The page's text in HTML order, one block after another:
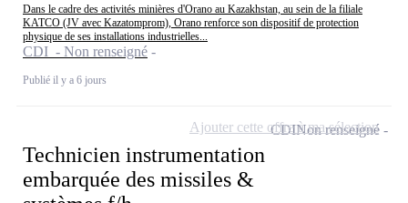
Dans le cadre des activités minières d'Orano au Kazakhstan, au sein de la filiale
KATCO (JV avec Kazatomprom), Orano renforce son dispositif de protection
physique de ses installations industrielles...
CDI - Non renseigné
Publié il y a 6 jours
Technicien instrumentation
embarquée des missiles &
CDINon renseigné
Ajouter cette offre à ma sélection